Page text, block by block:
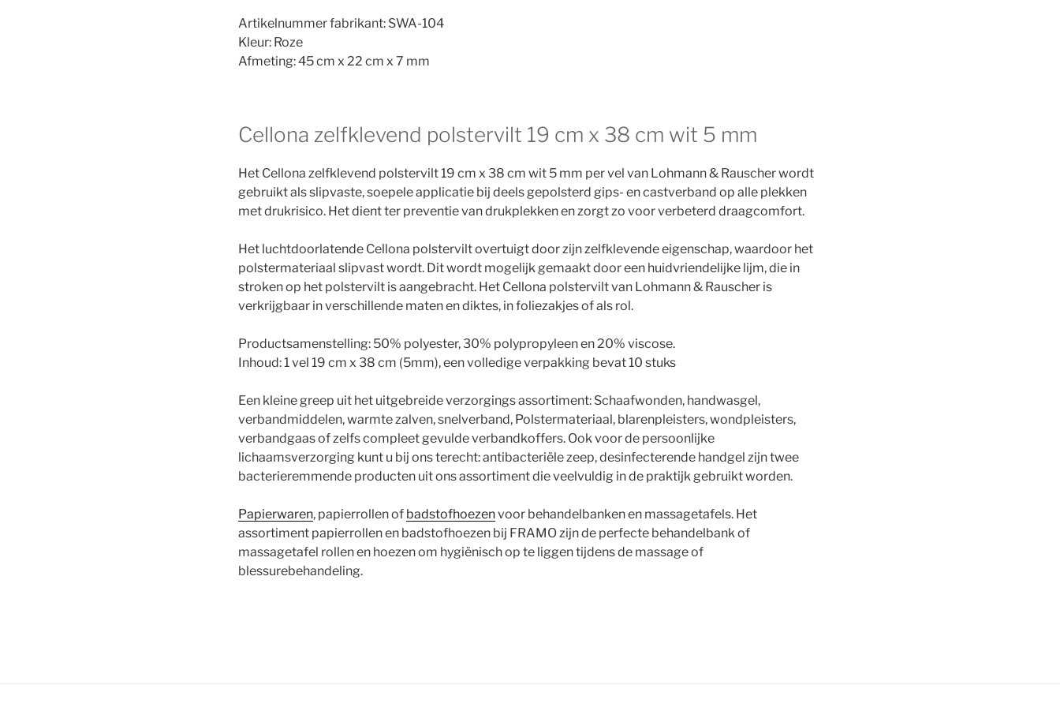
Artikelnummer fabrikant: SWA-104
Kleur: Roze
Afmeting: 45 cm x 22 cm x 7 mm
Cellona zelfklevend polstervilt 19 cm x 38 cm wit 5 mm
Het Cellona zelfklevend polstervilt 19 cm x 38 cm wit 5 mm per vel van Lohmann & Rauscher wordt
gebruikt als slipvaste, soepele applicatie bij deels gepolsterd gips- en castverband op alle plekken
met drukrisico. Het dient ter preventie van drukplekken en zorgt zo voor verbeterd draagcomfort.
Het luchtdoorlatende Cellona polstervilt overtuigt door zijn zelfklevende eigenschap, waardoor het
polstermateriaal slipvast wordt. Dit wordt mogelijk gemaakt door een huidvriendelijke lijm, die in
stroken op het polstervilt is aangebracht. Het Cellona polstervilt van Lohmann & Rauscher is
verkrijgbaar in verschillende maten en diktes, in foliezakjes of als rol.
Productsamenstelling: 50% polyester, 30% polypropyleen en 20% viscose.
Inhoud: 1 vel 19 cm x 38 cm (5mm), een volledige verpakking bevat 10 stuks
Een kleine greep uit het uitgebreide verzorgings assortiment: Schaafwonden, handwasgel,
verbandmiddelen, warmte zalven, snelverband, Polstermateriaal, blarenpleisters, wondpleisters,
verbandgaas of zelfs compleet gevulde verbandkoffers. Ook voor de persoonlijke
lichaamsverzorging kunt u bij ons terecht: antibacteriële zeep, desinfecterende handgel zijn twee
bacterieremmende producten uit ons assortiment die veelvuldig in de praktijk gebruikt worden.
Papierwaren, papierrollen of badstofhoezenvoor behandelbanken en massagetafels. Het
assortiment papierrollen en badstofhoezen bij FRAMO zijn de perfecte behandelbank of
massagetafel rollen en hoezen om hygiënisch op te liggen tijdens de massage of
blessurebehandeling.